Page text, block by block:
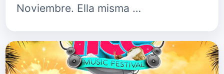
Noviembre. Ella misma …